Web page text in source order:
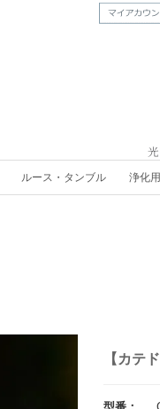
ルース・タンブル 浄化
【カテ